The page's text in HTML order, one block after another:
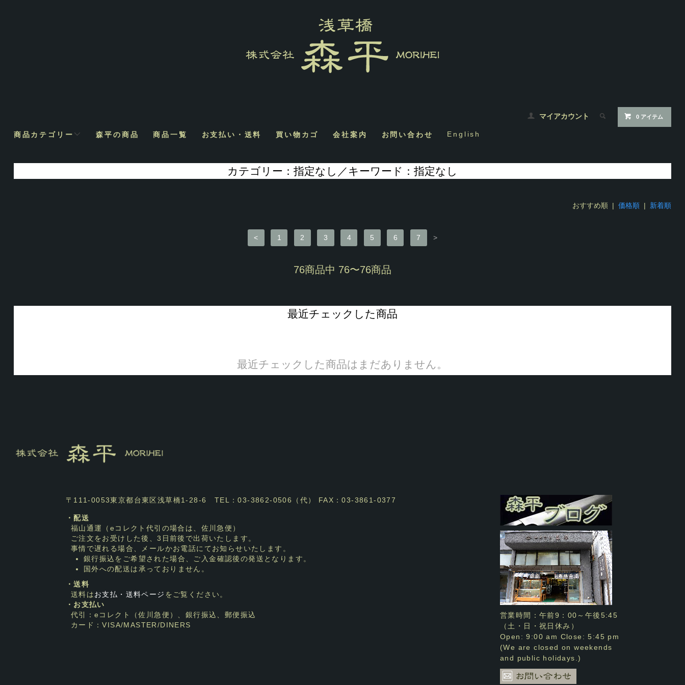
マイアカウント 0 アイテム
商品カテゴリー 森平の商品 商品一覧 お支払い・送料 買い物カゴ 会社案内 お問い合わせ English
カテゴリー：指定なし／キーワード：指定なし
おすすめ順 |価格順 | 新着順
< 1 2 3 4 5 6 7 >
76商品中 76〜76商品
最近チェックした商品
最近チェックした商品はまだありません。
〒111-0053東京都台東区浅草橋1-28-6 TEL：03-3862-0506（代） FAX：03-3861-0377
・配送
福山通運（eコレクト代引の場合は、佐川急便）
ご注文をお受けした後、3日前後で出荷いたします。
事情で遅れる場合、メールかお電話にてお知らせいたします。
銀行振込をご希望された場合、ご入金確認後の発送となります。
国外への配送は承っておりません。
・送料
送料はお支払・送料ページ をご覧ください。
・お支払い
代引：eコレクト（佐川急便）、銀行振込、郵便振込
カード：VISA/MASTER/DINERS
営業時間：午前9：00～午後5:45
（土・日・祝日休み）
Open: 9:00 am Close: 5:45 pm
(We are closed on weekends
and public holidays.)